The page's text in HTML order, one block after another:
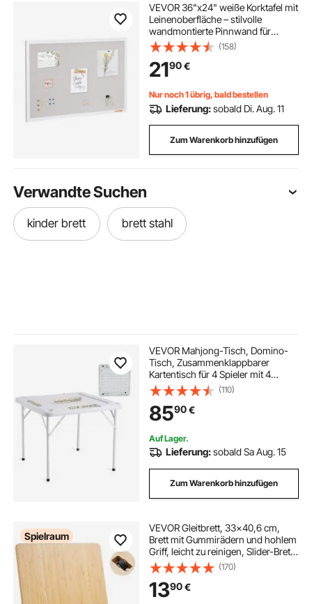
VEVOR 36"x24" weiße Korktafel mit
Leinenoberfläche – stilvolle
wandmontierte Pinnwand für
Zuhause, Schule, Büro – elegantes
und funktionales Schwarzes Brett
(158)
2190€
Nur noch 1 übrig, bald bestellen
Lieferung:sobald Di. Aug. 11
Zum Warenkorb hinzufügen
Verwandte Suchen
kinder brett brett stahl
VEVOR Mahjong-Tisch, Domino-
Tisch, Zusammenklappbarer
Kartentisch für 4 Spieler mit 4
Getränkehaltern & 4 Chip-Fächern,
Tragbarer Domino-Spieltisch mit 1
Satz Dominosteine ​​für Mahjong-
Poker-Puzzles
(110)
8590€
Auf Lager.
Lieferung:sobald Sa Aug. 15
Zum Warenkorb hinzufügen
Spielraum
VEVOR Gleitbrett, 33x40,6 cm,
Brett mit Gummirädern und hohlem
Griff, leicht zu reinigen, Slider-Brett,
Geräte-Rollbrett, leicht bewegliche
Unterlage für Kaffeemaschine,
Küchenmaschine
(170)
1390€